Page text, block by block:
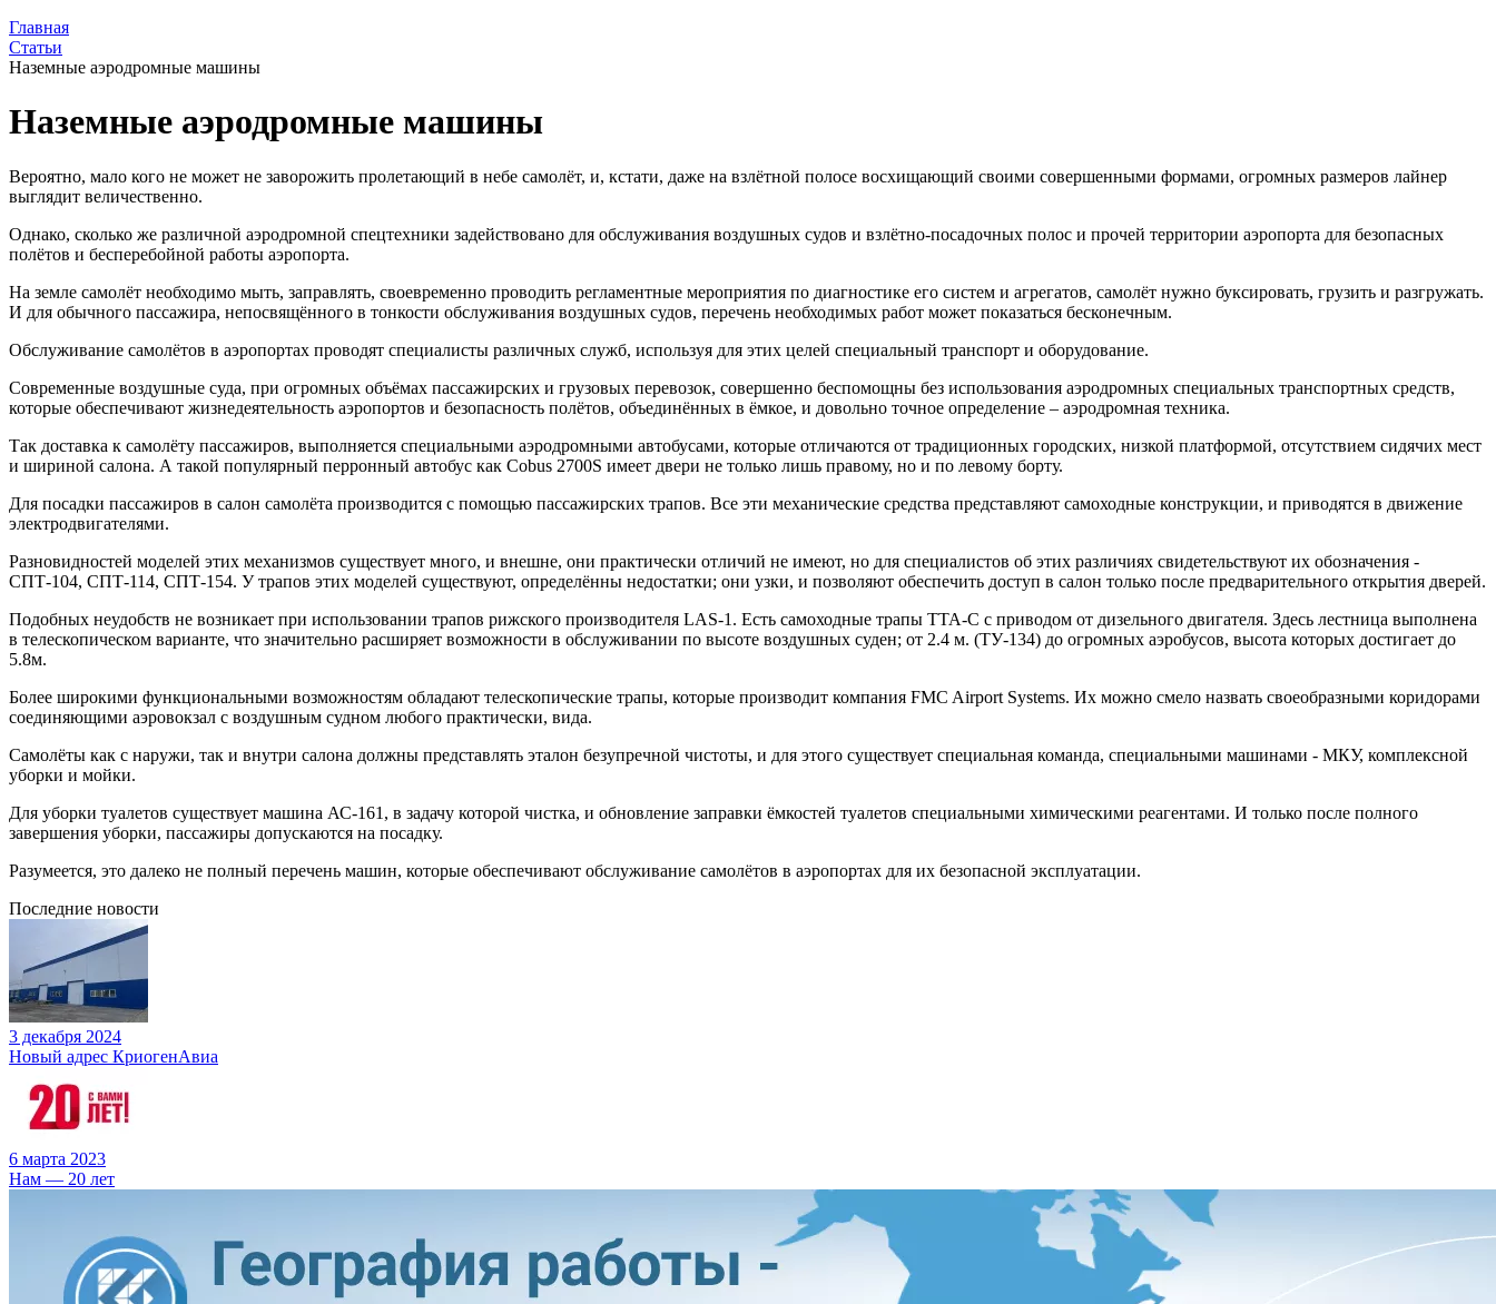
Главная
Статьи
Наземные аэродромные машины
Наземные аэродромные машины
Вероятно, мало кого не может не заворожить пролетающий в небе самолёт, и, кстати, даже на взлётной полосе восхищающий своими совершенными формами, огромных размеров лайнер
выглядит величественно.
Однако, сколько же различной аэродромной спецтехники задействовано для обслуживания воздушных судов и взлётно-посадочных полос и прочей территории аэропорта для безопасных
полётов и бесперебойной работы аэропорта.
На земле самолёт необходимо мыть, заправлять, своевременно проводить регламентные мероприятия по диагностике его систем и агрегатов, самолёт нужно буксировать, грузить и разгружать.
И для обычного пассажира, непосвящённого в тонкости обслуживания воздушных судов, перечень необходимых работ может показаться бесконечным.
Обслуживание самолётов в аэропортах проводят специалисты различных служб, используя для этих целей специальный транспорт и оборудование.
Современные воздушные суда, при огромных объёмах пассажирских и грузовых перевозок, совершенно беспомощны без использования аэродромных специальных транспортных средств,
которые обеспечивают жизнедеятельность аэропортов и безопасность полётов, объединённых в ёмкое, и довольно точное определение – аэродромная техника.
Так доставка к самолёту пассажиров, выполняется специальными аэродромными автобусами, которые отличаются от традиционных городских, низкой платформой, отсутствием сидячих мест
и шириной салона. А такой популярный перронный автобус как Cobus 2700S имеет двери не только лишь правому, но и по левому борту.
Для посадки пассажиров в салон самолёта производится с помощью пассажирских трапов. Все эти механические средства представляют самоходные конструкции, и приводятся в движение
электродвигателями.
Разновидностей моделей этих механизмов существует много, и внешне, они практически отличий не имеют, но для специалистов об этих различиях свидетельствуют их обозначения -
СПТ-104, СПТ-114, СПТ-154. У трапов этих моделей существуют, определённы недостатки; они узки, и позволяют обеспечить доступ в салон только после предварительного открытия дверей.
Подобных неудобств не возникает при использовании трапов рижского производителя LAS-1. Есть самоходные трапы ТТА-С с приводом от дизельного двигателя. Здесь лестница выполнена
в телескопическом варианте, что значительно расширяет возможности в обслуживании по высоте воздушных суден; от 2.4 м. (ТУ-134) до огромных аэробусов, высота которых достигает до
5.8м.
Более широкими функциональными возможностям обладают телескопические трапы, которые производит компания FMC Airport Systems. Их можно смело назвать своеобразными коридорами
соединяющими аэровокзал с воздушным судном любого практически, вида.
Самолёты как с наружи, так и внутри салона должны представлять эталон безупречной чистоты, и для этого существует специальная команда, специальными машинами - МКУ, комплексной
уборки и мойки.
Для уборки туалетов существует машина АС-161, в задачу которой чистка, и обновление заправки ёмкостей туалетов специальными химическими реагентами. И только после полного
завершения уборки, пассажиры допускаются на посадку.
Разумеется, это далеко не полный перечень машин, которые обеспечивают обслуживание самолётов в аэропортах для их безопасной эксплуатации.
Последние новости
3 декабря 2024
Новый адрес КриогенАвиа
6 марта 2023
Нам — 20 лет